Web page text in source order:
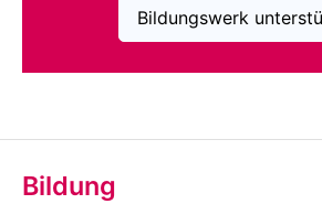
Bildungswerk
Bildung